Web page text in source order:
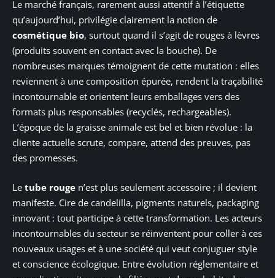
Le marché français, rarement aussi attentif à l’étiquette
qu’aujourd’hui, privilégie clairement la notion de
cosmétique bio, surtout quand il s’agit de rouges à lèvres
(produits souvent en contact avec la bouche). De
nombreuses marques témoignent de cette mutation : elles
reviennent à une composition épurée, rendent la traçabilité
incontournable et orientent leurs emballages vers des
formats plus responsables (recyclés, rechargeables).
L’époque de la graisse animale est bel et bien révolue : la
cliente actuelle scrute, compare, attend des preuves, pas
des promesses.
Le tube rouge n’est plus seulement accessoire ; il devient
manifeste. Cire de candelilla, pigments naturels, packaging
innovant : tout participe à cette transformation. Les acteurs
incontournables du secteur se réinventent pour coller à ces
nouveaux usages et à une société qui veut conjuguer style
et conscience écologique. Entre évolution réglementaire et